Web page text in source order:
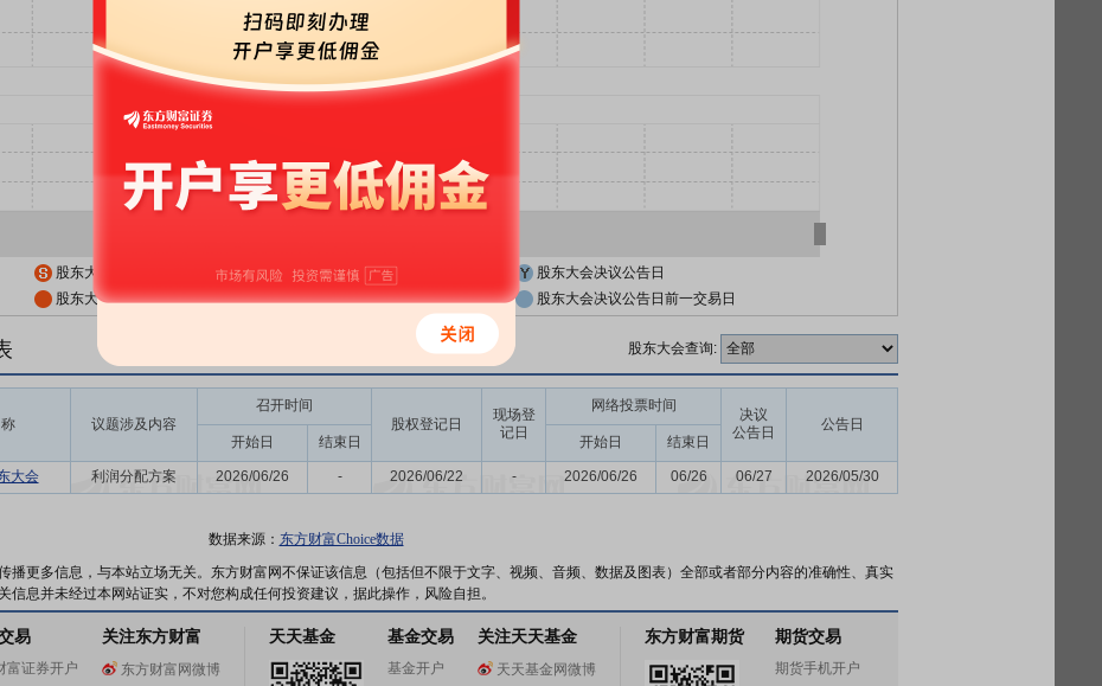
股东大会公告日 股东大会召开日
股东大会决议公告日
股东大会公告日前一交易日
股东大会召开日前一交易日 股东大会决议公告日前一交易日
股东大会查询:
议题涉及内容
召开时间
股权登记日
现场登
记日
网络投票时间
决议
公告日
公告日
开始日
结束日 开始日 结束日
大会 利润分配方案 2026/06/26 - 2026/06/22 - 2026/06/26 06/26 06/27 2026/05/30
数据来源： 东方财富Choice数据
播更多信息，与本站立场无关。东方财富网不保证该信息（包括但不限于文字、视频、音频、数据及图表）全部或者部分内容的准确性、真实
息并未经过本网站证实，不对您构成任何投资建议，据此操作，风险自担。
易
富证券开户
关注东方财富
东方财富网微博
天天基金 基金交易
基金开户
关注天天基金
天天基金网微博
东方财富期货 期货交易
期货手机开户